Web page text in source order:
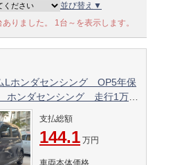
並び替え▼
りました。 1台～を表示します。
Lホンダセンシング OP5年保
ンダセンシング 走行1万キ
メラ クルーズコントロー
支払総額
144.1 万円
車両本体価格